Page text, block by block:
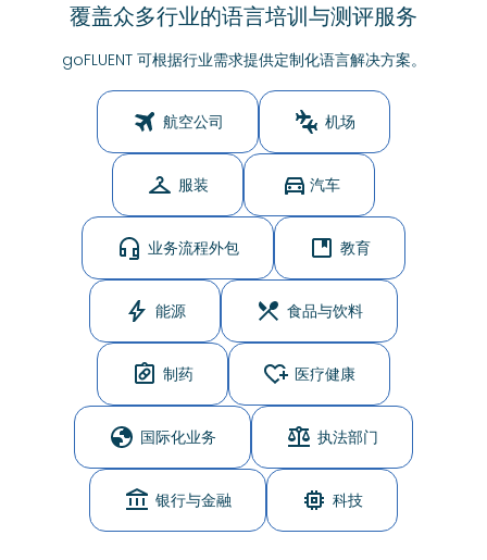
覆盖众多行业的语言培训与测评服务
goFLUENT 可根据行业需求提供定制化语言解决方案。
航空公司 机场
服装 汽车
业务流程外包 教育
能源 食品与饮料
制药 医疗健康
国际化业务 执法部门
银行与金融 科技